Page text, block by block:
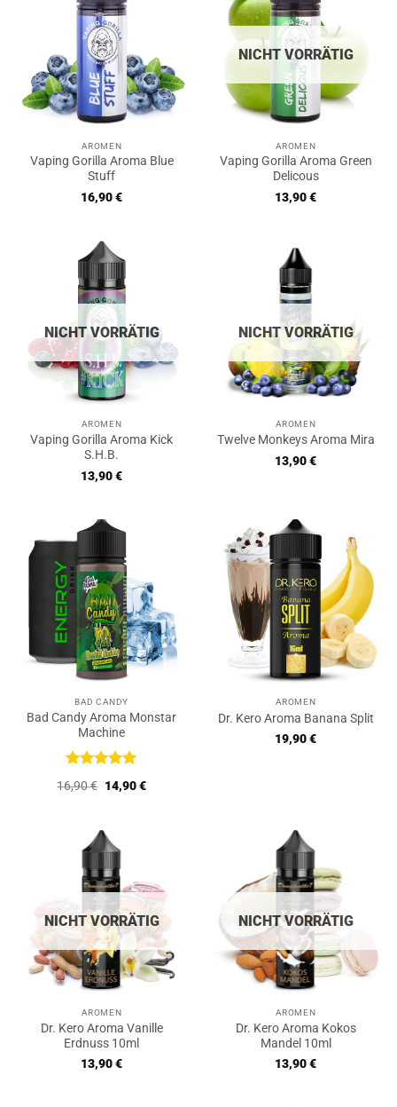
AROMEN
Vaping Gorilla Aroma Blue
Stuff
16,90€
NICHT VORRÄTIG
AROMEN
Vaping Gorilla Aroma Green
Delicous
13,90€
NICHT VORRÄTIG
AROMEN
Vaping Gorilla Aroma Kick
S.H.B.
13,90€
NICHT VORRÄTIG
AROMEN
Twelve Monkeys Aroma Mira
13,90€
BAD CANDY
Bad Candy Aroma Monstar
Machine
Bewertet
mit 5 von
16,90€ Ursprünglicher
Preis
14,90€Aktueller
AROMEN
Dr. Kero Aroma Banana Split
19,90€
NICHT VORRÄTIG
AROMEN
Dr. Kero Aroma Vanille
Erdnuss 10ml
13,90€
NICHT VORRÄTIG
AROMEN
Dr. Kero Aroma Kokos
Mandel 10ml
13,90€